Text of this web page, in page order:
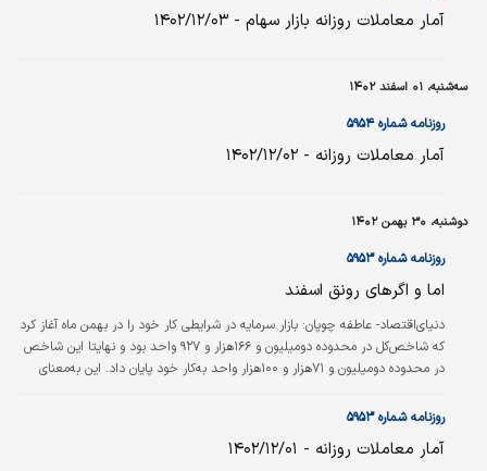
آمار معاملات روزانه بازار سهام - ۱۴۰۲/۱۲/۰۳
سه‌شنبه، ۰۱ اسفند ۱۴۰۲
روزنامه شماره ۵۹۵۴
آمار معاملات روزانه - ۱۴۰۲/۱۲/۰۲
دوشنبه، ۳۰ بهمن ۱۴۰۲
روزنامه شماره ۵۹۵۳
اما و اگرهای رونق اسفند
دنیای‌اقتصاد- عاطفه چوپان: بازار سرمایه در شرایطی کار خود را در بهمن ماه آغاز کرد
که شاخص‌کل در محدوده دو‌میلیون و ۱۶۶‌هزار و ۹۲۷ واحد بود و نهایتا این شاخص
در محدوده دو‌میلیون و ۷۱‌هزار و ۱۰۰هزار واحد به‌کار خود پایان داد. این به‌معنای
شاهد افت مداوم ارزش معاملات بودیم و همچنین خروج نقدینگی اشخاص حقیقی
بازار است که در دو نگاه متفاوت تفسیر می‌شود. تحلیلگران خوشبین‌تر…
روزنامه شماره ۵۹۵۳
آمار معاملات روزانه - ۱۴۰۲/۱۲/۰۱